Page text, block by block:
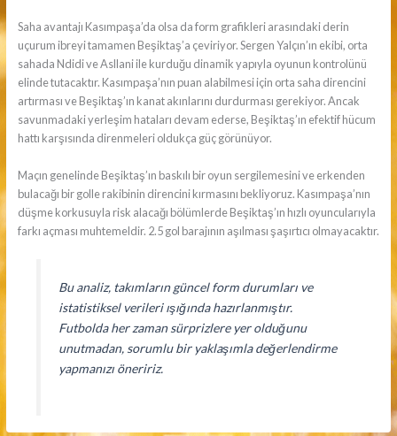
Saha avantajı Kasımpaşa’da olsa da form grafikleri arasındaki derin
uçurum ibreyi tamamen Beşiktaş’a çeviriyor. Sergen Yalçın’ın ekibi, orta
sahada Ndidi ve Asllani ile kurduğu dinamik yapıyla oyunun kontrolünü
elinde tutacaktır. Kasımpaşa’nın puan alabilmesi için orta saha direncini
artırması ve Beşiktaş’ın kanat akınlarını durdurması gerekiyor. Ancak
savunmadaki yerleşim hataları devam ederse, Beşiktaş’ın efektif hücum
hattı karşısında direnmeleri oldukça güç görünüyor.
Maçın genelinde Beşiktaş’ın baskılı bir oyun sergilemesini ve erkenden
bulacağı bir golle rakibinin direncini kırmasını bekliyoruz. Kasımpaşa’nın
düşme korkusuyla risk alacağı bölümlerde Beşiktaş’ın hızlı oyuncularıyla
farkı açması muhtemeldir. 2.5 gol barajının aşılması şaşırtıcı olmayacaktır.
Bu analiz, takımların güncel form durumları ve
istatistiksel verileri ışığında hazırlanmıştır.
Futbolda her zaman sürprizlere yer olduğunu
unutmadan, sorumlu bir yaklaşımla değerlendirme
yapmanızı öneririz.